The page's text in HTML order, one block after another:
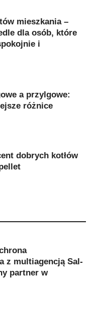
mieszkania –
dla osób, które
i
a przylgowe:
różnice
dobrych kotłów
z multiagencją Sal-
partner w